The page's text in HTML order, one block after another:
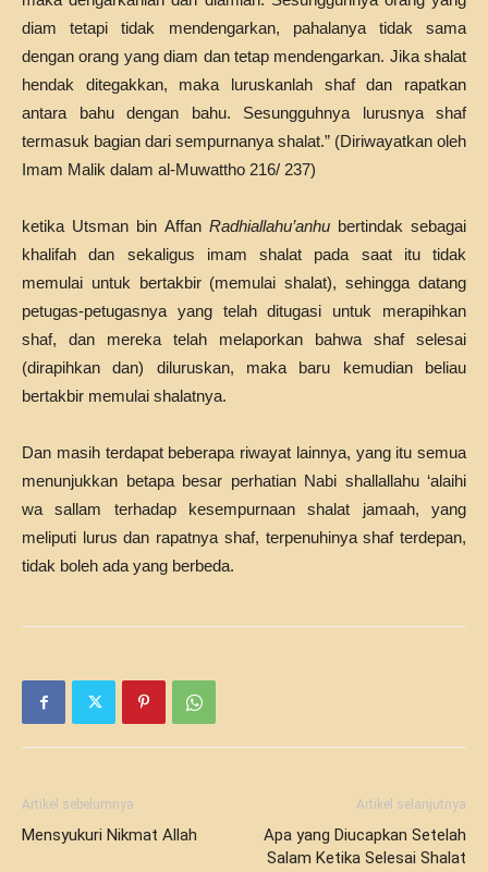
diam tetapi tidak mendengarkan, pahalanya tidak sama
dengan orang yang diam dan tetap mendengarkan. Jika shalat
hendak ditegakkan, maka luruskanlah shaf dan rapatkan
antara bahu dengan bahu. Sesungguhnya lurusnya shaf
termasuk bagian dari sempurnanya shalat.” (Diriwayatkan oleh
Imam Malik dalam al-Muwattho 216/ 237)
ketika Utsman bin Affan Radhiallahu’anhu bertindak sebagai
khalifah dan sekaligus imam shalat pada saat itu tidak
memulai untuk bertakbir (memulai shalat), sehingga datang
petugas-petugasnya yang telah ditugasi untuk merapihkan
shaf, dan mereka telah melaporkan bahwa shaf selesai
(dirapihkan dan) diluruskan, maka baru kemudian beliau
bertakbir memulai shalatnya.
Dan masih terdapat beberapa riwayat lainnya, yang itu semua
menunjukkan betapa besar perhatian Nabi shallallahu ‘alaihi
wa sallam terhadap kesempurnaan shalat jamaah, yang
meliputi lurus dan rapatnya shaf, terpenuhinya shaf terdepan,
tidak boleh ada yang berbeda.
Artikel sebelumnya
Mensyukuri Nikmat Allah
Artikel selanjutnya
Apa yang Diucapkan Setelah
Salam Ketika Selesai Shalat